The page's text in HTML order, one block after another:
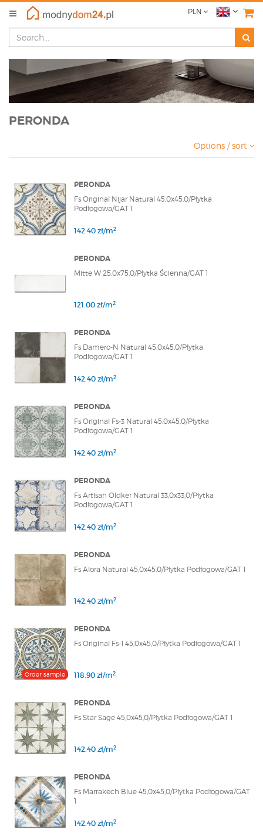
PLN
PERONDA
Options / sort
PERONDA
Fs Original Nijar Natural 45,0x45,0/Płytka
Podłogowa/GAT 1
142.40 zł/m2
PERONDA
Mitte W 25,0x75,0/Płytka Ścienna/GAT 1
121.00 zł/m2
PERONDA
Fs Damero-N Natural 45,0x45,0/Płytka
Podłogowa/GAT 1
142.40 zł/m2
PERONDA
Fs Original Fs-3 Natural 45,0x45,0/Płytka
Podłogowa/GAT 1
142.40 zł/m2
PERONDA
Fs Artisan Oldker Natural 33,0x33,0/Płytka
Podłogowa/GAT 1
142.40 zł/m2
PERONDA
Fs Alora Natural 45,0x45,0/Płytka Podłogowa/GAT 1
142.40 zł/m2
Order sample
PERONDA
Fs Original Fs-1 45,0x45,0/Płytka Podłogowa/GAT 1
118.90 zł/m2
PERONDA
Fs Star Sage 45,0x45,0/Płytka Podłogowa/GAT 1
142.40 zł/m2
PERONDA
Fs Marrakech Blue 45,0x45,0/Płytka Podłogowa/GAT
1
142.40 zł/m2